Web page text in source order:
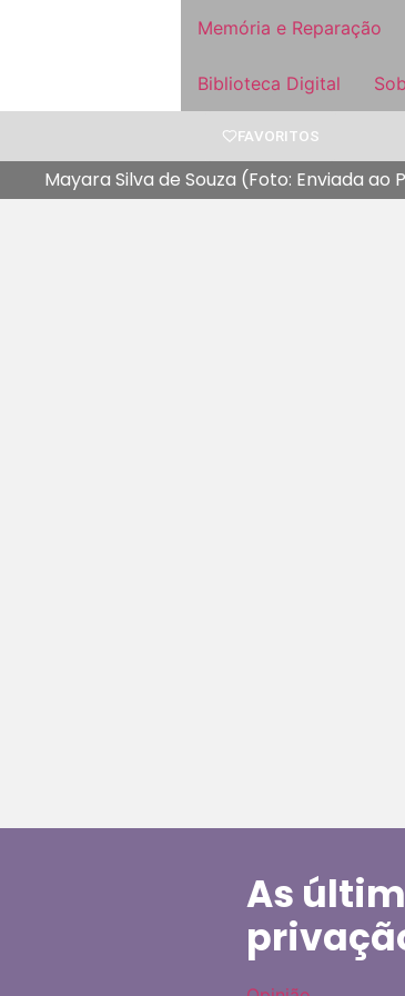
Memória e Reparação
Biblioteca Digital
FAVORITOS
Mayara Silva de Souza (Foto: Enviada
As